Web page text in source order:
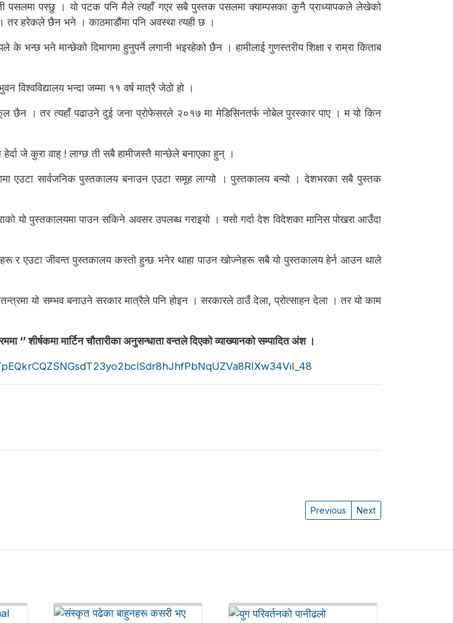
पसलमा पस्छु । यो पटक पनि मैले त्यहाँ गएर सबै पुस्तक पसलमा क्याम्पसका कुनै प्राध्यापकले लेखेको
तर हरेकले छैन भने । काठमाडौंमा पनि अवस्था त्यही छ ।
भने मान्छेको दिमागमा हुनुपर्ने लगानी भइरहेको छैन । हामीलाई गुणस्तरीय शिक्षा र राम्रा किताब
विश्वविद्यालय भन्दा जम्मा ११ वर्ष मात्रै जेठो हो ।
छैन । तर त्यहाँ पढाउने दुई जना प्रोफेसरले २०१७ मा मेडिसिनतर्फ नोबेल पुरस्कार पाए । म यो किन
जे कुरा वाह् ! लाग्छ ती सबै हामीजस्तै मान्छेले बनाएका हुन् ।
एउटा सार्वजनिक पुस्तकालय बनाउन एउटा समूह लाग्यो । पुस्तकालय बन्यो । देशभरका सबै पुस्तक
यो पुस्तकालयमा पाउन सकिने अवसर उपलब्ध गराइयो । यसो गर्दा देश विदेशका मानिस पोखरा आउँदा
र एउटा जीवन्त पुस्तकालय कस्तो हुन्छ भनेर थाहा पाउन खोज्नेहरू सबै यो पुस्तकालय हेर्न आउन थाले
यो सम्भव बनाउने सरकार मात्रैले पनि होइन । सरकारले ठाउँ देला, प्रोत्साहन देला । तर यो काम
‘’ शीर्षकमा मार्टिन चौतारीका अनुसन्धाता वन्तले दिएको व्याख्यानको सम्पादित अंश ।
Previous Next